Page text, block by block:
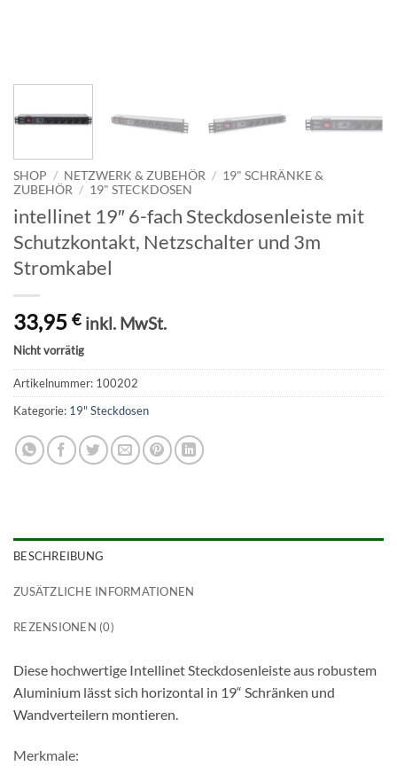
SHOP / NETZWERK & ZUBEHÖR / 19" SCHRÄNKE &
ZUBEHÖR / 19" STECKDOSEN
intellinet 19″ 6-fach Steckdosenleiste mit
Schutzkontakt, Netzschalter und 3m
Stromkabel
33,95 € inkl. MwSt.
Nicht vorrätig
Artikelnummer: 100202
Kategorie: 19" Steckdosen
BESCHREIBUNG
ZUSÄTZLICHE INFORMATIONEN
REZENSIONEN (0)
Diese hochwertige Intellinet Steckdosenleiste aus robustem
Aluminium lässt sich horizontal in 19“ Schränken und
Wandverteilern montieren.
Merkmale: